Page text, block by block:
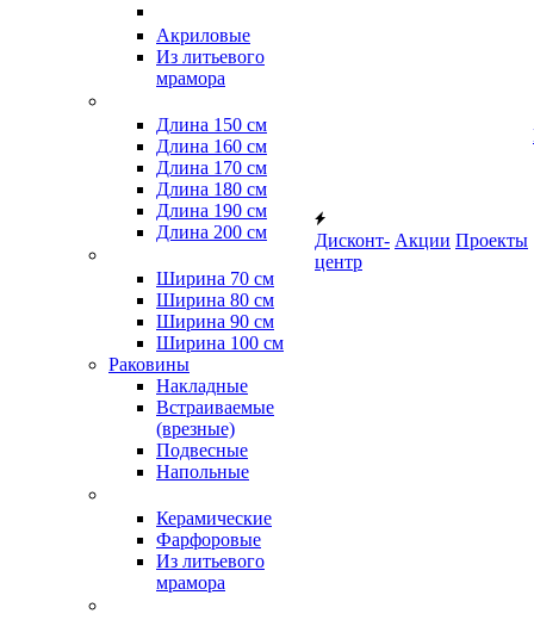
Акриловые
Из литьевого
мрамора
Длина 150 см
Длина 160 см
Длина 170 см
Длина 180 см
Длина 190 см
Длина 200 см
Ширина 70 см
Ширина 80 см
Ширина 90 см
Ширина 100 см
Раковины
Накладные
Встраиваемые
(врезные)
Подвесные
Напольные
Керамические
Фарфоровые
Из литьевого
мрамора
Дисконт-
центр
Акции Проекты